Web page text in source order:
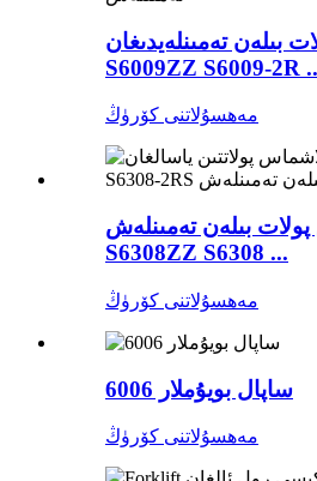
بىلەن تەمىنلەيدىغان
S6009ZZ S6009-2R
مەھسۇلاتنى كۆرۈڭ
بىلەن تەمىنلەش
S6308ZZ S6308 ...
مەھسۇلاتنى كۆرۈڭ
ساپال بويۇملار 6006
مەھسۇلاتنى كۆرۈڭ